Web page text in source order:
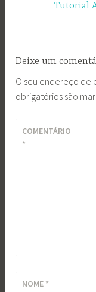
Tutorial
Deixe um
O seu endereço de
obrigatórios são
COMENTÁRIO
*
NOME *